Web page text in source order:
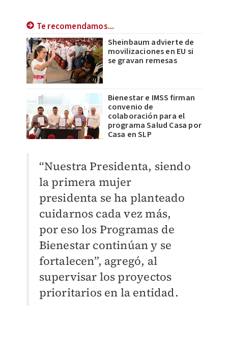
Te recomendamos...
Sheinbaum advierte de
movilizaciones en EU si
se gravan remesas
Bienestar e IMSS firman
convenio de
colaboración para el
programa Salud Casa por
Casa en SLP
“Nuestra Presidenta, siendo
la primera mujer
presidenta se ha planteado
cuidarnos cada vezmás,
por eso los Programas de
Bienestar continúan y se
fortalecen”, agregó, al
supervisar los proyectos
prioritarios en la entidad.